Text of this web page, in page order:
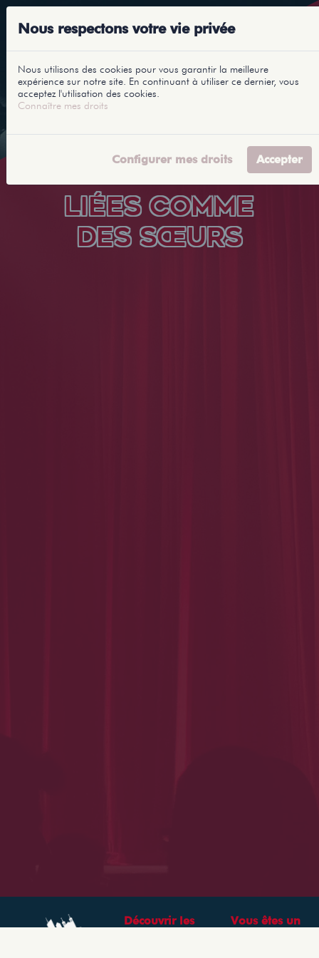
LIÉES COMME
DES SŒURS
Découvrir les
Vous êtes un
Nous respectons votre vie privée
Nous utilisons des cookies pour vous garantir la meilleure
expérience sur notre site. En continuant à utiliser ce dernier, vous
acceptez l'utilisation des cookies.
Connaître mes droits
Configurer mes droits Accepter